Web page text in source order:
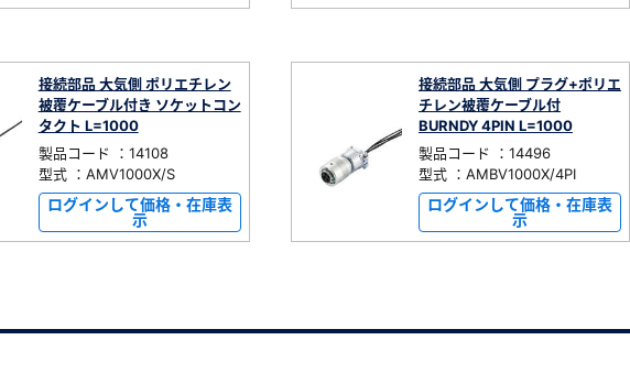
接続部品 大気側 ポリエチレン
被覆ケーブル付き ソケットコン
タクト L=1000
製品コード ：14108
型式 ：AMV1000X/S
ログインして価格・在庫表
示
接続部品 大気側 プラグ+ポリエ
チレン被覆ケーブル付
BURNDY 4PIN L=1000
製品コード ：14496
型式 ：AMBV1000X/4PI
ログインして価格・在庫表
示